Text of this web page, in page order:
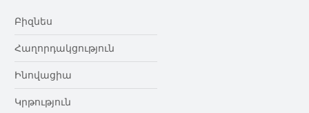
Բիզնես
Հաղորդակցություն
Ինովացիա
Կրթություն